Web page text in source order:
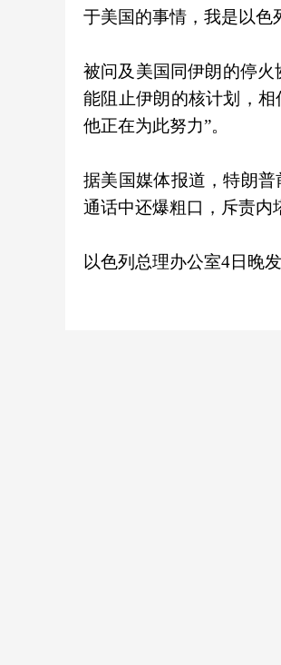
于美国的事情，我是以色
被问及美国同伊朗的停火
能阻止伊朗的核计划，
他正在为此努力”。
据美国媒体报道，特朗
通话中还爆粗口，斥责内
以色列总理办公室4日晚